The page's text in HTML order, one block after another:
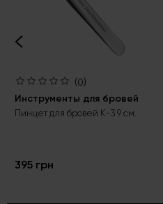
(0)
Инструменты для бровей
Пинцет для бровей К-3 9 см.
395 грн